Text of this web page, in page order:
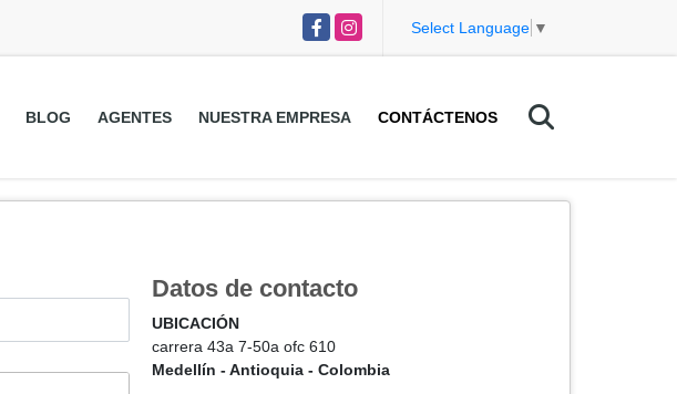
FacebookInstagram Select Language ▼
BLOG AGENTES NUESTRA EMPRESA CONTÁCTENOS
Datos de contacto
UBICACIÓN
carrera 43a 7-50a ofc 610
Medellín - Antioquia - Colombia